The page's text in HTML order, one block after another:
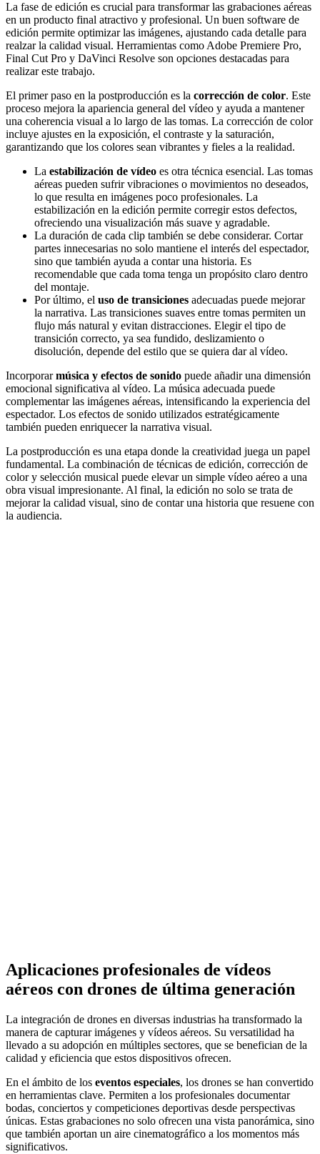
La fase de edición es crucial para transformar las grabaciones aéreas
en un producto final atractivo y profesional. Un buen software de
edición permite optimizar las imágenes, ajustando cada detalle para
realzar la calidad visual. Herramientas como Adobe Premiere Pro,
Final Cut Pro y DaVinci Resolve son opciones destacadas para
realizar este trabajo.
El primer paso en la postproducción es la corrección de color. Este
proceso mejora la apariencia general del vídeo y ayuda a mantener
una coherencia visual a lo largo de las tomas. La corrección de color
incluye ajustes en la exposición, el contraste y la saturación,
garantizando que los colores sean vibrantes y fieles a la realidad.
La estabilización de vídeo es otra técnica esencial. Las tomas
aéreas pueden sufrir vibraciones o movimientos no deseados,
lo que resulta en imágenes poco profesionales. La
estabilización en la edición permite corregir estos defectos,
ofreciendo una visualización más suave y agradable.
La duración de cada clip también se debe considerar. Cortar
partes innecesarias no solo mantiene el interés del espectador,
sino que también ayuda a contar una historia. Es
recomendable que cada toma tenga un propósito claro dentro
del montaje.
Por último, el uso de transiciones adecuadas puede mejorar
la narrativa. Las transiciones suaves entre tomas permiten un
flujo más natural y evitan distracciones. Elegir el tipo de
transición correcto, ya sea fundido, deslizamiento o
disolución, depende del estilo que se quiera dar al vídeo.
Incorporarmúsica y efectos de sonido puede añadir una dimensión
emocional significativa al vídeo. La música adecuada puede
complementar las imágenes aéreas, intensificando la experiencia del
espectador. Los efectos de sonido utilizados estratégicamente
también pueden enriquecer la narrativa visual.
La postproducción es una etapa donde la creatividad juega un papel
fundamental. La combinación de técnicas de edición, corrección de
color y selección musical puede elevar un simple vídeo aéreo a una
obra visual impresionante. Al final, la edición no solo se trata de
mejorar la calidad visual, sino de contar una historia que resuene con
la audiencia.
Aplicaciones profesionales de vídeos
aéreos con drones de última generación
La integración de drones en diversas industrias ha transformado la
manera de capturar imágenes y vídeos aéreos. Su versatilidad ha
llevado a su adopción en múltiples sectores, que se benefician de la
calidad y eficiencia que estos dispositivos ofrecen.
En el ámbito de los eventos especiales, los drones se han convertido
en herramientas clave. Permiten a los profesionales documentar
bodas, conciertos y competiciones deportivas desde perspectivas
únicas. Estas grabaciones no solo ofrecen una vista panorámica, sino
que también aportan un aire cinematográfico a los momentos más
significativos.